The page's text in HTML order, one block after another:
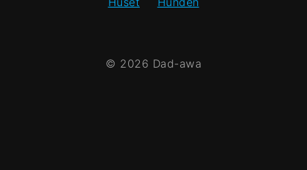
© 2026 Dad-awa